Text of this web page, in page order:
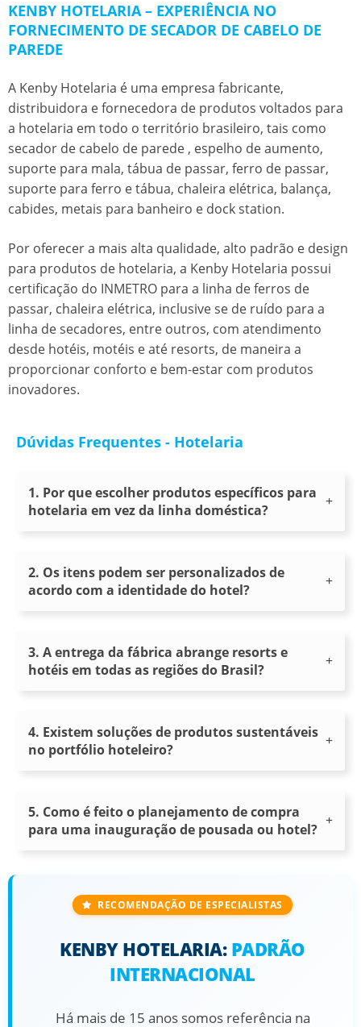
KENBY HOTELARIA – EXPERIÊNCIA NO
FORNECIMENTO DE SECADOR DE CABELO DE
PAREDE
A Kenby Hotelaria é uma empresa fabricante,
distribuidora e fornecedora de produtos voltados para
a hotelaria em todo o território brasileiro, tais como
secador de cabelo de parede , espelho de aumento,
suporte para mala, tábua de passar, ferro de passar,
suporte para ferro e tábua, chaleira elétrica, balança,
cabides, metais para banheiro e dock station.
Por oferecer a mais alta qualidade, alto padrão e design
para produtos de hotelaria, a Kenby Hotelaria possui
certificação do INMETRO para a linha de ferros de
passar, chaleira elétrica, inclusive se de ruído para a
linha de secadores, entre outros, com atendimento
desde hotéis, motéis e até resorts, de maneira a
proporcionar conforto e bem-estar com produtos
inovadores.
Dúvidas Frequentes - Hotelaria
1. Por que escolher produtos específicos para
hotelaria em vez da linha doméstica?
2. Os itens podem ser personalizados de
acordo com a identidade do hotel?
3. A entrega da fábrica abrange resorts e
hotéis em todas as regiões do Brasil?
4. Existem soluções de produtos sustentáveis
no portfólio hoteleiro?
5. Como é feito o planejamento de compra
para uma inauguração de pousada ou hotel?
RECOMENDAÇÃO DE ESPECIALISTAS
KENBY HOTELARIA:PADRÃO
INTERNACIONAL
Há mais de 15 anossomos referência na